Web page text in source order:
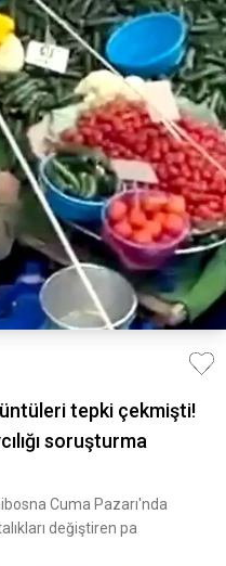
tepki çekmişti!
soruşturma
Cuma Pazarı'nda
değiştiren pa